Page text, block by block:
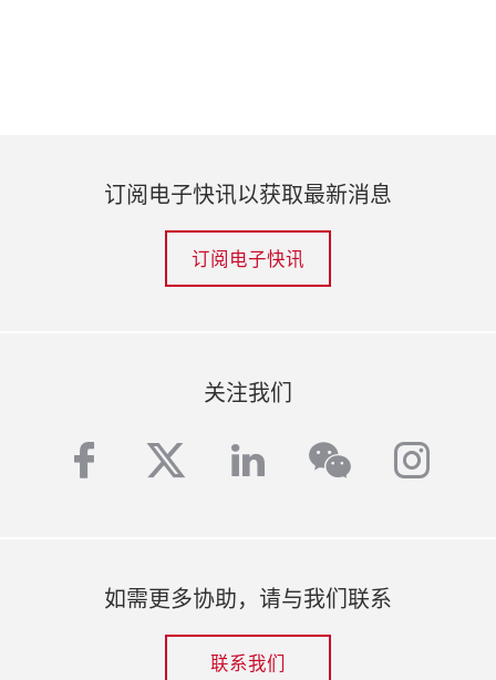
订阅电子快讯以获取最新消息
订阅电子快讯
关注我们
facebook
twitterlinkedinwechat
如需更多协助，请与我们联系
联系我们